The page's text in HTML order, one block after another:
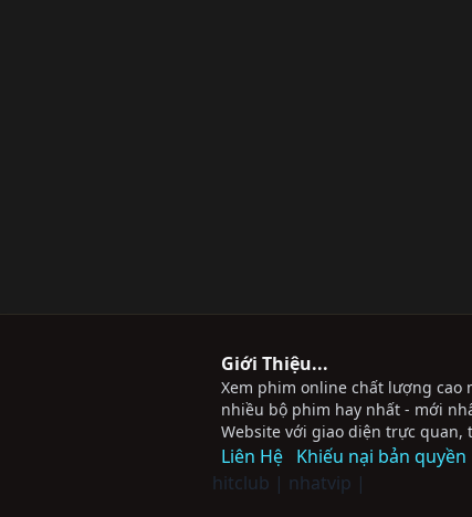
Giới Thiệu...
Xem phim online chất lượng
nhiều bộ phim hay nhất - mới
Website với giao diện trực
Liên Hệ Khiếu nại bản quyền
hitclub | nhatvip |